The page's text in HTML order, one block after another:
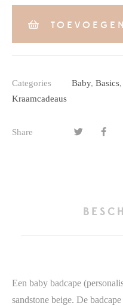
Categories Baby, Basics,
Kraamcadeaus
Share
Een baby badcape
sandstone beige. De